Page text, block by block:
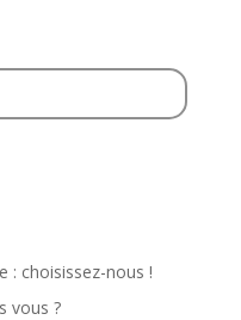
: choisissez-nous !
vous ?